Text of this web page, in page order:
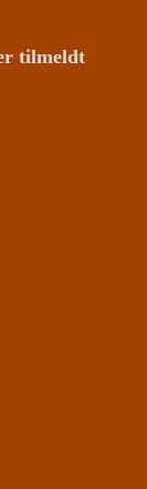
tilmeldt